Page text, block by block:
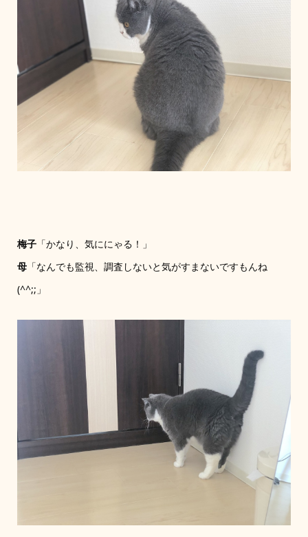
梅子「かなり、気ににゃる！」
母「なんでも監視、調査しないと気がすまないですもんね
(^^;;」